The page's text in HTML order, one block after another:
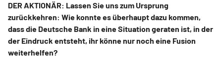
DER AKTIONÄR: Lassen Sie uns zum Ursprung
zurückkehren: Wie konnte es überhaupt dazu kommen,
dass die Deutsche Bank in eine Situation geraten ist, in der
der Eindruck entsteht, ihr könne nur noch eine Fusion
weiterhelfen?